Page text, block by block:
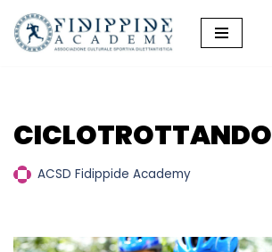
Vai
CICLOTROTTANDO
ACSD Fidippide Academy